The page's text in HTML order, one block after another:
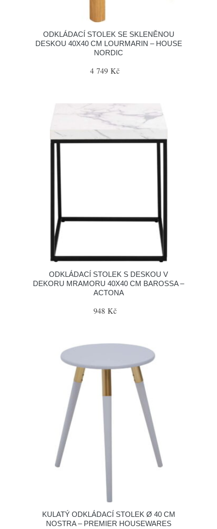
ODKLÁDACÍ STOLEK SE SKLENĚNOU
DESKOU 40X40 CM LOURMARIN – HOUSE
NORDIC
4 749 Kč
ODKLÁDACÍ STOLEK S DESKOU V
DEKORU MRAMORU 40X40 CM BAROSSA –
ACTONA
948 Kč
KULATÝ ODKLÁDACÍ STOLEK Ø 40 CM
NOSTRA – PREMIER HOUSEWARES